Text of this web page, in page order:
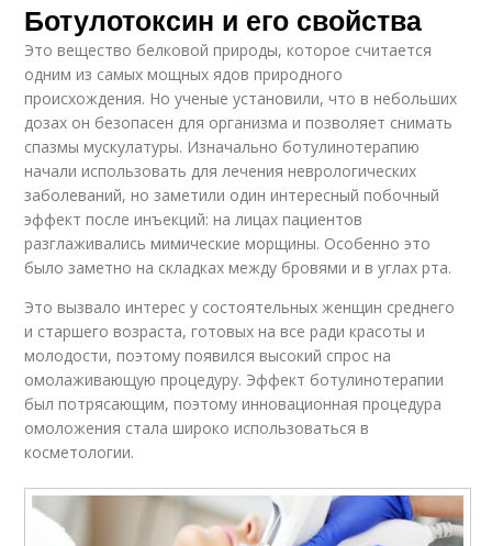
Ботулотоксин и его свойства
Это вещество белковой природы, которое считается
одним из самых мощных ядов природного
происхождения. Но ученые установили, что в небольших
дозах он безопасен для организма и позволяет снимать
спазмы мускулатуры. Изначально ботулинотерапию
начали использовать для лечения неврологических
заболеваний, но заметили один интересный побочный
эффект после инъекций: на лицах пациентов
разглаживались мимические морщины. Особенно это
было заметно на складках между бровями и в углах рта.
Это вызвало интерес у состоятельных женщин среднего
и старшего возраста, готовых на все ради красоты и
молодости, поэтому появился высокий спрос на
омолаживающую процедуру. Эффект ботулинотерапии
был потрясающим, поэтому инновационная процедура
омоложения стала широко использоваться в
косметологии.